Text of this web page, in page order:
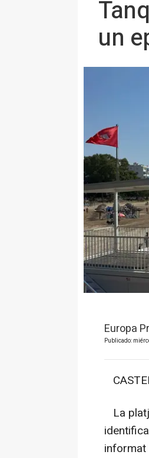
un
Europa
Publicado:
La
informat